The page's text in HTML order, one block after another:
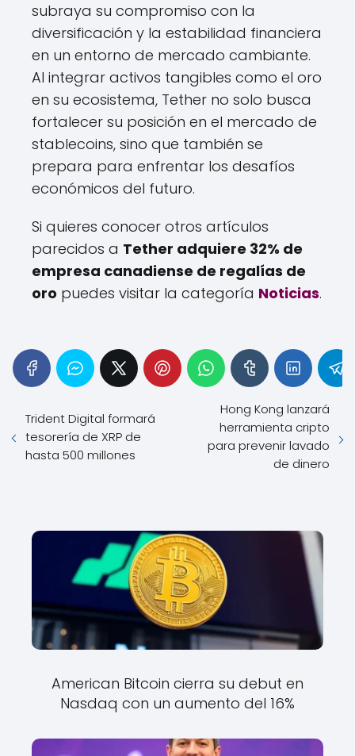
subraya su compromiso con la
diversificación y la estabilidad financiera
en un entorno de mercado cambiante.
Al integrar activos tangibles como el oro
en su ecosistema, Tether no solo busca
fortalecer su posición en el mercado de
stablecoins, sino que también se
prepara para enfrentar los desafíos
económicos del futuro.
Si quieres conocer otros artículos
parecidos a Tether adquiere 32% de
empresa canadiense de regalías de
oro puedes visitar la categoría Noticias.
Trident Digital formará
tesorería de XRP de
hasta 500 millones
Hong Kong lanzará
herramienta cripto
para prevenir lavado
de dinero
American Bitcoin cierra su debut en
Nasdaq con un aumento del 16%